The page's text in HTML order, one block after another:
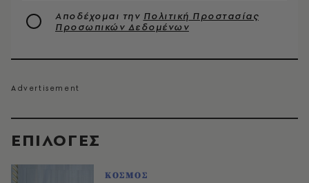
EΠΙΛΟΓΈΣ
ΚΟΣΜΟΣ
Αποδέχομαι την Πολιτική Προστασίας
Προσωπικών Δεδομένων